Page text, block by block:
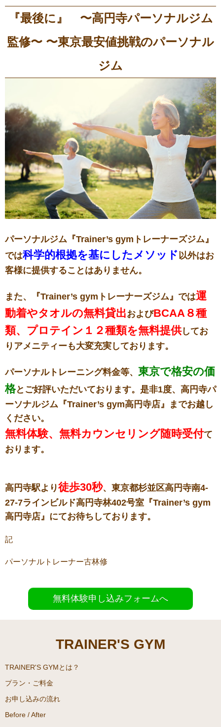
『最後に』 〜高円寺パーソナルジム
監修〜 〜東京最安値挑戦のパーソナル
ジム
パーソナルジム『Trainer’s gymトレーナーズジム』
では科学的根拠を基にしたメソッド 以外はお
客様に提供することはありません。
また、『Trainer’s gymトレーナーズジム』では運
動着やタオルの無料貸出およびBCAA８種
類、プロテイン１２種類を無料提供してお
りアメニティーも大変充実しております。
パーソナルトレーニング料金等、 東京で格安の価
格とご好評いただいております。是非1度、高円寺パ
ーソナルジム『Trainer’s gym高円寺店』までお越し
ください。
無料体験、無料カウンセリング随時受付て
おります。
高円寺駅より徒歩30秒、東京都杉並区高円寺南4-
27-7ラインビルド高円寺林402号室『Trainer’s gym
高円寺店』にてお待ちしております。
記
パーソナルトレーナー古林修
無料体験申し込みフォームへ
TRAINER'S GYM
TRAINER'S GYMとは？
プラン・ご料金
お申し込みの流れ
Before / After